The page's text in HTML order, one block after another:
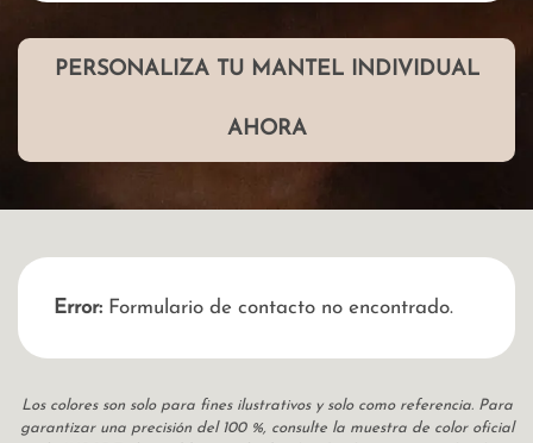
PERSONALIZA TU MANTEL INDIVIDUAL
AHORA
Error: Formulario de contacto no encontrado.
Los colores son solo para fines ilustrativos y solo como referencia. Para
garantizar una precisión del 100 %, consulte la muestra de color oficial